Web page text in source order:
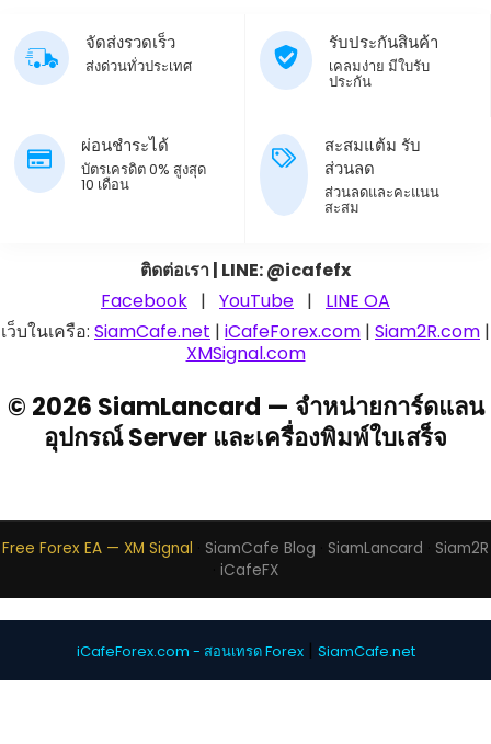
จัดส่งรวดเร็ว
ส่งด่วนทั่วประเทศ
รับประกันสินค้า
เคลมง่าย มีใบรับ
ประกัน
ผ่อนชำระได้
บัตรเครดิต 0% สูงสุด
10 เดือน
สะสมแต้ม รับ
ส่วนลด
ส่วนลดและคะแนน
สะสม
ติดต่อเรา | LINE: @icafefx
Facebook | YouTube |
LINE OA
เว็บในเครือ: SiamCafe.net | iCafeForex.com | Siam2R.com |
XMSignal.com
© 2026 SiamLancard — จำหน่ายการ์ดแลน
อุปกรณ์ Server และเครื่องพิมพ์ใบเสร็จ
Free Forex EA — XM Signal SiamCafe Blog SiamLancard
Siam2R
iCafeFX
iCafeForex.com - สอนเทรด Forex| SiamCafe.net